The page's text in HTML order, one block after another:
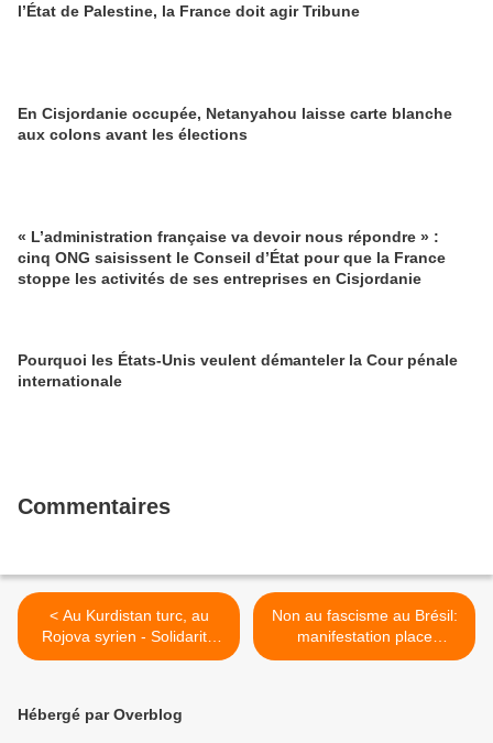
l’État de Palestine, la France doit agir Tribune
En Cisjordanie occupée, Netanyahou laisse carte blanche
aux colons avant les élections
« L’administration française va devoir nous répondre » :
cinq ONG saisissent le Conseil d’État pour que la France
stoppe les activités de ses entreprises en Cisjordanie
Pourquoi les États-Unis veulent démanteler la Cour pénale
internationale
Commentaires
< Au Kurdistan turc, au
Rojova syrien - Solidarité
avec le peuple kurde, le
l'émancipation
Non au fascisme au Brésil:
manifestation place
Stalingrad à Paris (photos
Hébergé par Overblog